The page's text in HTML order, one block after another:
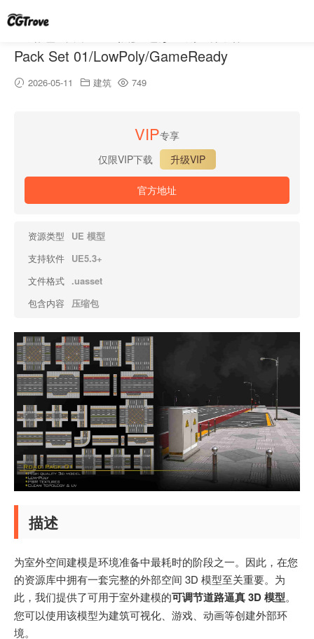
Pack Set 01/LowPoly/GameReady
2026-05-11 建筑 749
VIP专享
仅限VIP下载
升级VIP
官方地址
资源类型
UE 模型
支持软件 UE5.3+
文件格式 .uasset
包含内容
压缩包
描述
为室外空间建模是环境准备中最耗时的阶段之一。因此，在您
的资源库中拥有一套完整的外部空间 3D 模型至关重要。为
此，我们提供了可用于室外建模的可调节道路逼真 3D 模型。
您可以使用该模型为建筑可视化、游戏、动画等创建外部环
境。